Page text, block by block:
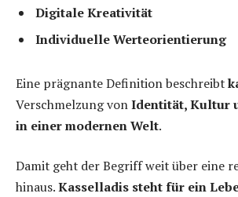
Digitale Kreativität
Individuelle Werteorientierung
Eine prägnante Definition beschreibt
Verschmelzung vonIdentität, Kultur
in einer modernen Welt.
Damit geht der Begriff weit über eine
hinaus.Kasselladis steht für ein